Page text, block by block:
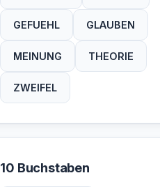
GEFUEHL GLAUBEN
MEINUNG THEORIE
ZWEIFEL
10 Buchstaben